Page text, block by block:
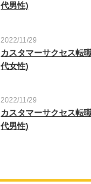
代男性)
2022/11/29
カスタマーサクセス転
代女性)
2022/11/29
カスタマーサクセス転
代男性)